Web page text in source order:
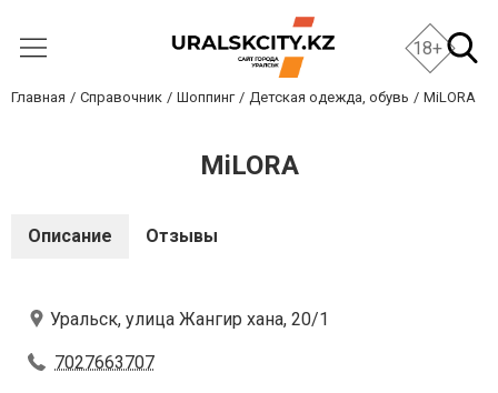
18+
Главная Справочник Шоппинг Детская одежда, обувь MiLORA
MiLORA
Описание Отзывы
Уральск, улица Жангир хана, 20/1
7027663707